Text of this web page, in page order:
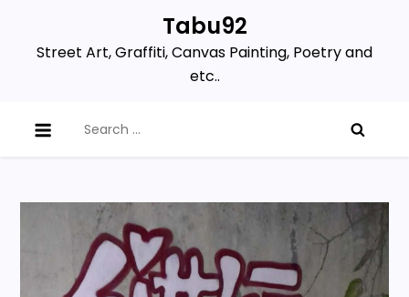
content
Tabu92
Street Art, Graffiti, Canvas Painting, Poetry and
etc..
for: